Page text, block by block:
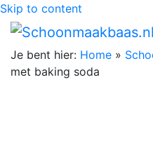
Skip to content
Je bent hier: Home »
met baking soda